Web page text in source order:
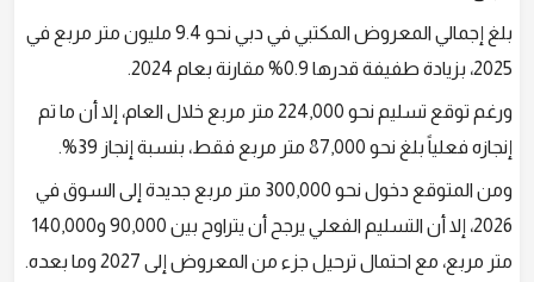
بلغ إجمالي المعروض المكتبي في دبي نحو 9.4 مليون متر مربع في
2025، بزيادة طفيفة قدرها 0.9% مقارنة بعام 2024.
ورغم توقع تسليم نحو 224,000 متر مربع خلال العام، إلا أن ما تم
إنجازه فعلياً بلغ نحو 87,000 متر مربع فقط، بنسبة إنجاز 39%.
ومن المتوقع دخول نحو 300,000 متر مربع جديدة إلى السوق في
2026، إلا أن التسليم الفعلي يرجح أن يتراوح بين 90,000 و140,000
متر مربع، مع احتمال ترحيل جزء من المعروض إلى 2027 وما بعده.